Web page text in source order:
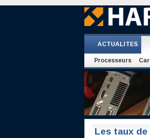
ACTUALITES
Processeurs
Les taux